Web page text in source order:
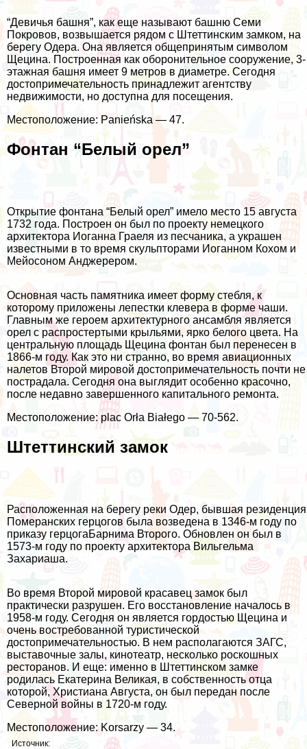
Источник:
“Девичья башня”, как еще называют башню Семи
Покровов, возвышается рядом с Штеттинским замком, на
берегу Одера. Она является общепринятым символом
Щецина. Построенная как оборонительное сооружение, 3-
этажная башня имеет 9 метров в диаметре. Сегодня
достопримечательность принадлежит агентству
недвижимости, но доступна для посещения.
Местоположение: Panieńska — 47.
Фонтан “Белый орел”
Открытие фонтана “Белый орел” имело место 15 августа
1732 года. Построен он был по проекту немецкого
архитектора Иоганна Граеля из песчаника, а украшен
известными в то время скульпторами Иоганном Кохом и
Мейосоном Анджерером.
Основная часть памятника имеет форму стебля, к
которому приложены лепестки клевера в форме чаши.
Главным же героем архитектурного ансамбля является
орел с распростертыми крыльями, ярко белого цвета. На
центральную площадь Щецина фонтан был перенесен в
1866-м году. Как это ни странно, во время авиационных
налетов Второй мировой достопримечательность почти не
пострадала. Сегодня она выглядит особенно красочно,
после недавно завершенного капитального ремонта.
Местоположение: plac Orła Białego — 70-562.
Штеттинский замок
Расположенная на берегу реки Одер, бывшая резиденция
Померанских герцогов была возведена в 1346-м году по
приказу герцогаБарнима Второго. Обновлен он был в
1573-м году по проекту архитектора Вильгельма
Захариаша.
Во время Второй мировой красавец замок был
практически разрушен. Его восстановление началось в
1958-м году. Сегодня он является гордостью Щецина и
очень востребованной туристической
достопримечательностью. В нем располагаются ЗАГС,
выставочные залы, кинотеатр, несколько роскошных
ресторанов. И еще: именно в Штеттинском замке
родилась Екатерина Великая, в собственность отца
которой, Христиана Августа, он был передан после
Северной войны в 1720-м году.
Местоположение: Korsarzy — 34.